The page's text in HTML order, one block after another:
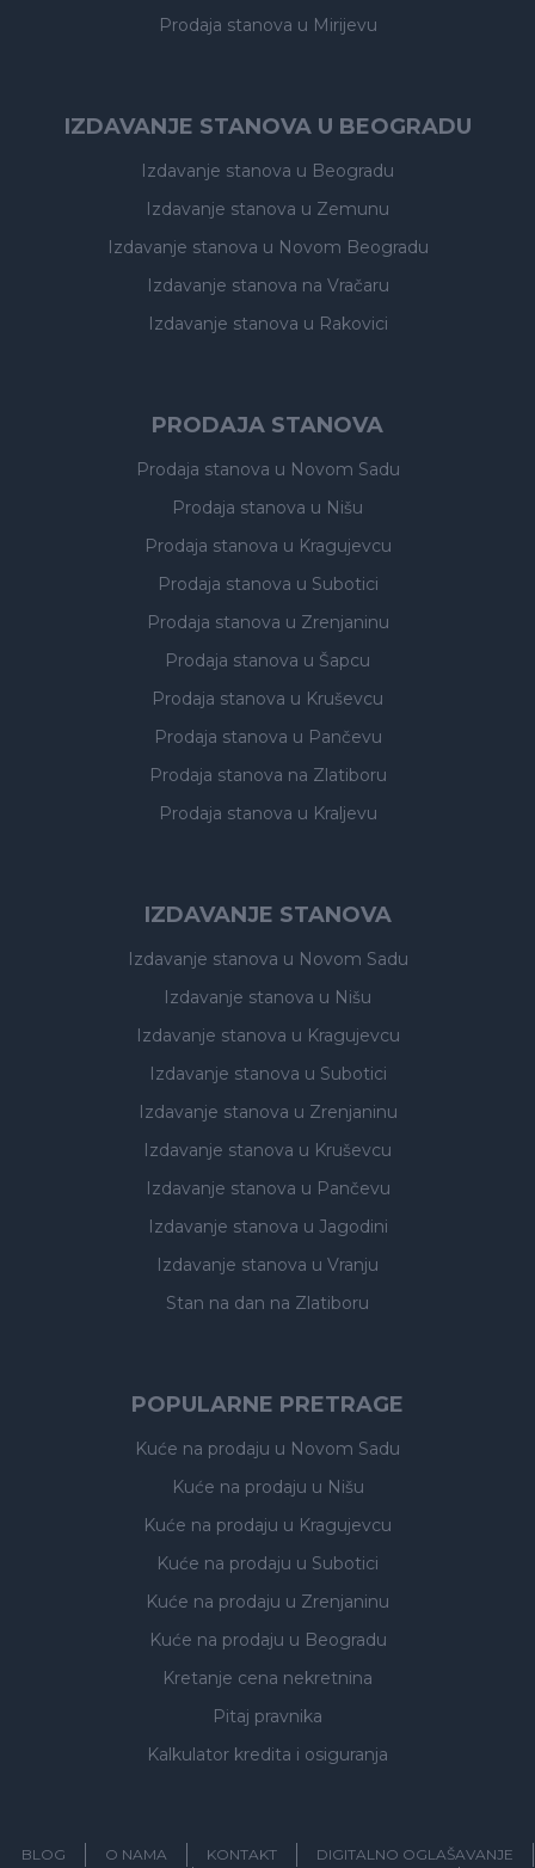
Prodaja stanova u Mirijevu
IZDAVANJE STANOVA U BEOGRADU
Izdavanje stanova u Beogradu
Izdavanje stanova u Zemunu
Izdavanje stanova u Novom Beogradu
Izdavanje stanova na Vračaru
Izdavanje stanova u Rakovici
PRODAJA STANOVA
Prodaja stanova u Novom Sadu
Prodaja stanova u Nišu
Prodaja stanova u Kragujevcu
Prodaja stanova u Subotici
Prodaja stanova u Zrenjaninu
Prodaja stanova u Šapcu
Prodaja stanova u Kruševcu
Prodaja stanova u Pančevu
Prodaja stanova na Zlatiboru
Prodaja stanova u Kraljevu
IZDAVANJE STANOVA
Izdavanje stanova u Novom Sadu
Izdavanje stanova u Nišu
Izdavanje stanova u Kragujevcu
Izdavanje stanova u Subotici
Izdavanje stanova u Zrenjaninu
Izdavanje stanova u Kruševcu
Izdavanje stanova u Pančevu
Izdavanje stanova u Jagodini
Izdavanje stanova u Vranju
Stan na dan na Zlatiboru
POPULARNE PRETRAGE
Kuće na prodaju u Novom Sadu
Kuće na prodaju u Nišu
Kuće na prodaju u Kragujevcu
Kuće na prodaju u Subotici
Kuće na prodaju u Zrenjaninu
Kuće na prodaju u Beogradu
Kretanje cena nekretnina
Pitaj pravnika
Kalkulator kredita i osiguranja
BLOG O NAMA KONTAKT
DIGITALNO OGLAŠAVANJE